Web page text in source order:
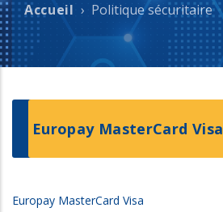
Fil
d'Ariane
Accueil Politique sécuritaire
Europay MasterCard Visa
Europay MasterCard Visa